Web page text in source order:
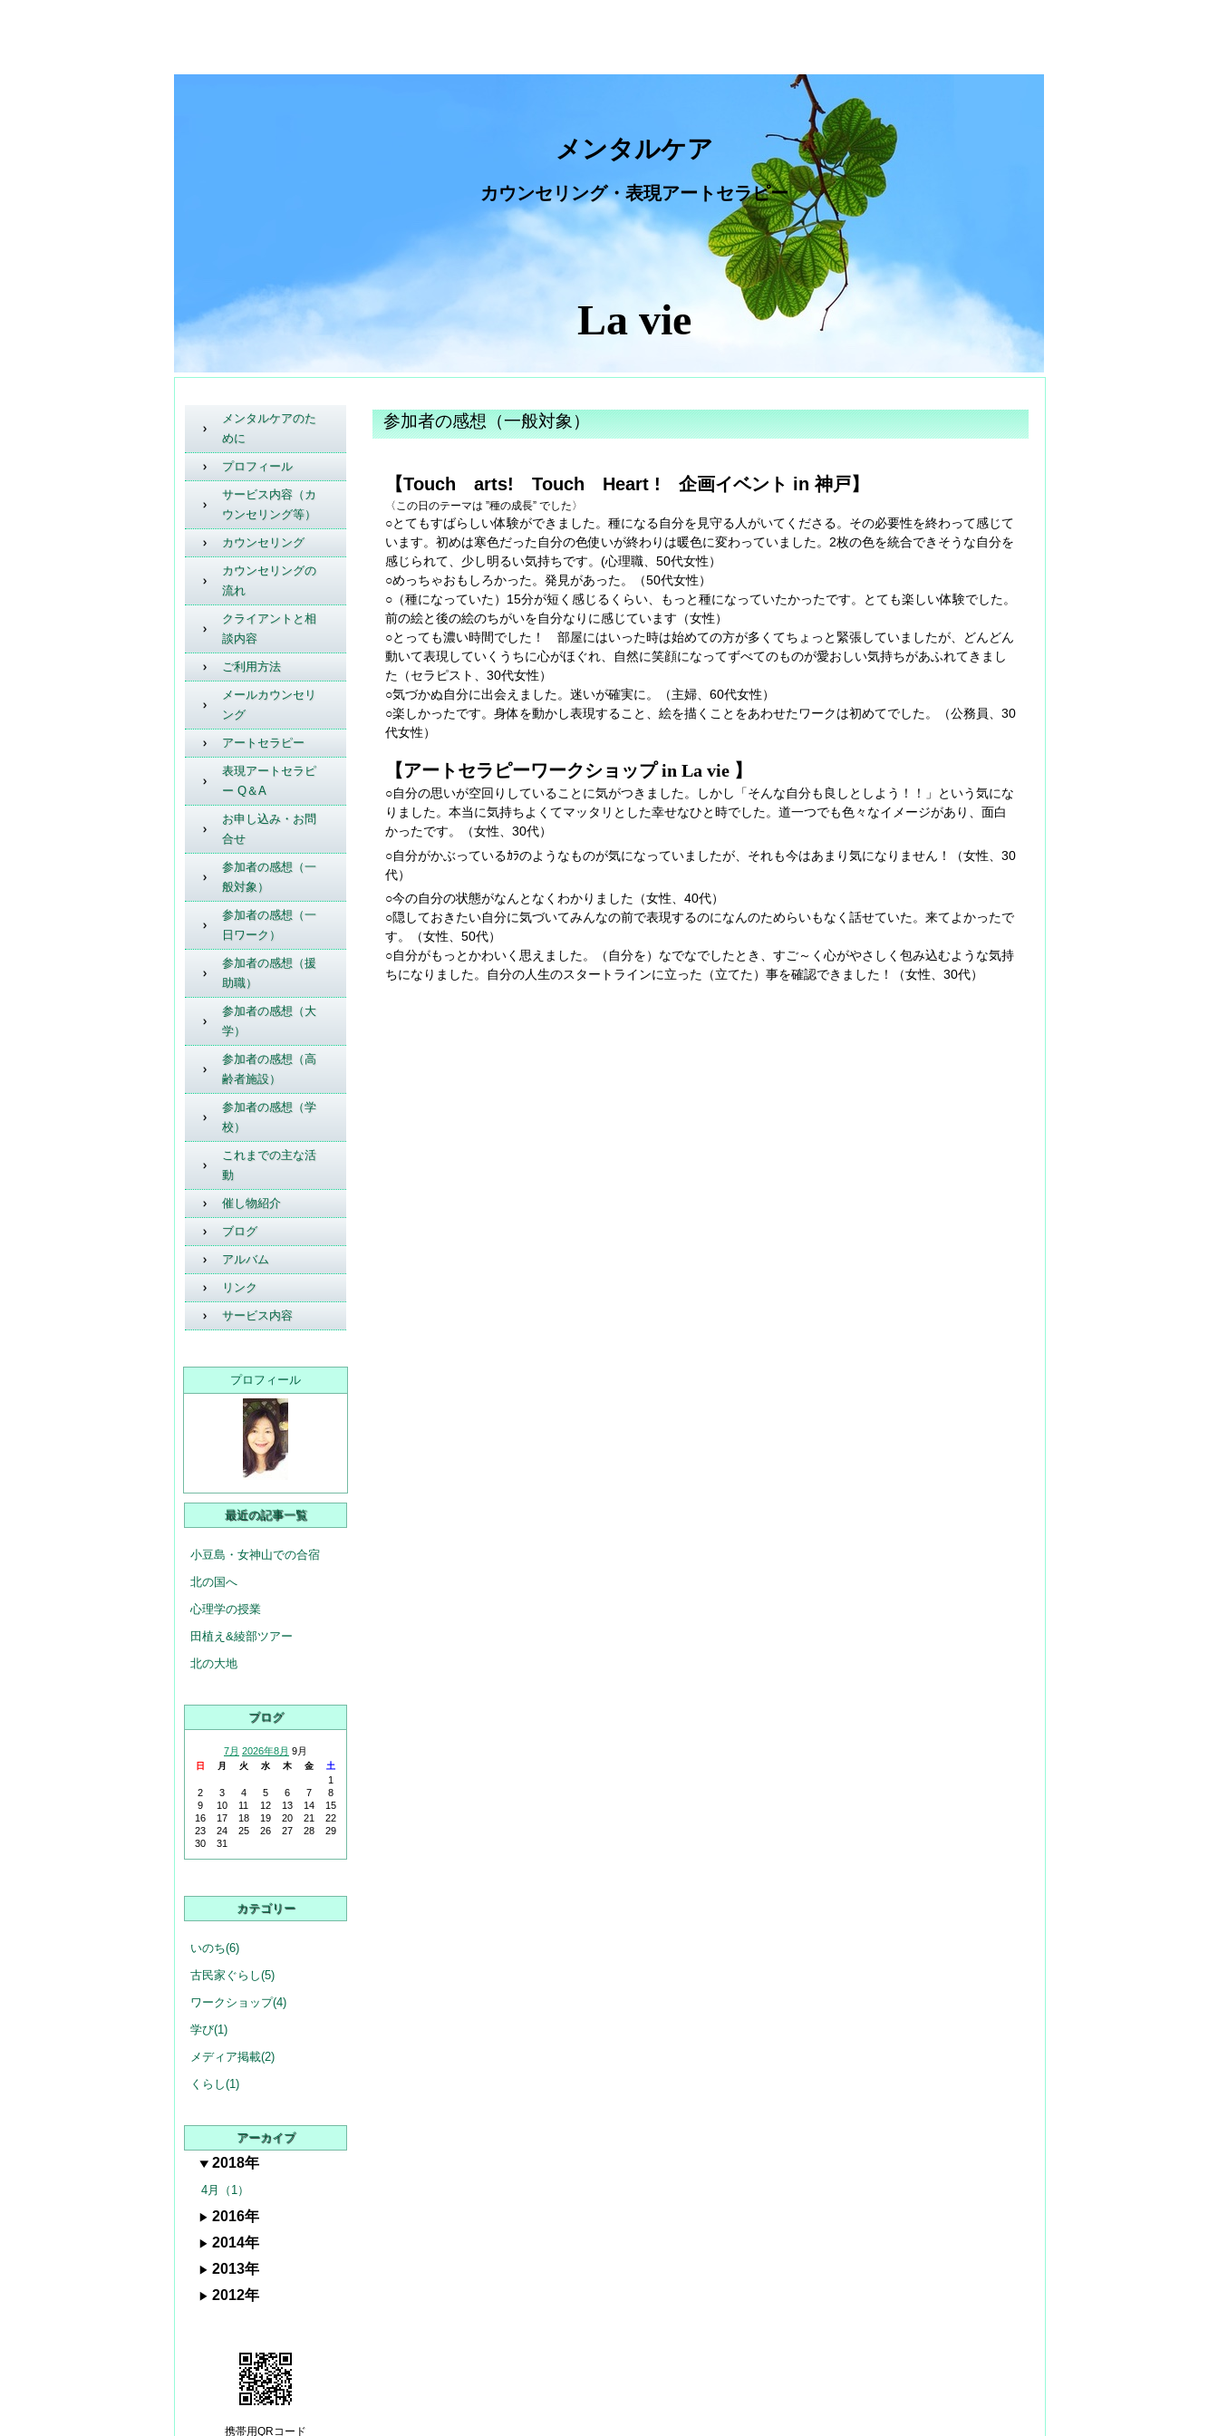
メンタルケア
カウンセリング・表現アートセラピー
La vie
参加者の感想（一般対象）
【Touch arts! Touch Heart ! 企画イベント in 神戸】
〈この日のテーマは ”種の成長” でした〉
○とてもすばらしい体験ができました。種になる自分を見守る人がいてくださる。その必要性を終わって感じて
います。初めは寒色だった自分の色使いが終わりは暖色に変わっていました。2枚の色を統合できそうな自分を
感じられて、少し明るい気持ちです。(心理職、50代女性）
○めっちゃおもしろかった。発見があった。（50代女性）
○（種になっていた）15分が短く感じるくらい、もっと種になっていたかったです。とても楽しい体験でした。
前の絵と後の絵のちがいを自分なりに感じています（女性）
○とっても濃い時間でした！ 部屋にはいった時は始めての方が多くてちょっと緊張していましたが、どんどん
動いて表現していくうちに心がほぐれ、自然に笑顔になってずべてのものが愛おしい気持ちがあふれてきまし
た（セラピスト、30代女性）
○気づかぬ自分に出会えました。迷いが確実に。（主婦、60代女性）
○楽しかったです。身体を動かし表現すること、絵を描くことをあわせたワークは初めてでした。（公務員、30
代女性）
【アートセラピーワークショップ in La vie 】
○自分の思いが空回りしていることに気がつきました。しかし「そんな自分も良しとしよう！！」という気にな
りました。本当に気持ちよくてマッタリとした幸せなひと時でした。道一つでも色々なイメージがあり、面白
かったです。（女性、30代）
○自分がかぶっているｶﾗのようなものが気になっていましたが、それも今はあまり気になりません！（女性、30
代）
○今の自分の状態がなんとなくわかりました（女性、40代）
○隠しておきたい自分に気づいてみんなの前で表現するのになんのためらいもなく話せていた。来てよかったで
す。（女性、50代）
○自分がもっとかわいく思えました。（自分を）なでなでしたとき、すご～く心がやさしく包み込むような気持
ちになりました。自分の人生のスタートラインに立った（立てた）事を確認できました！（女性、30代）
メンタルケアのた
めに
プロフィール
サービス内容（カ
ウンセリング等）
カウンセリング
カウンセリングの
流れ
クライアントと相
談内容
ご利用方法
メールカウンセリ
ング
アートセラピー
表現アートセラピ
ー Q＆A
お申し込み・お問
合せ
参加者の感想（一
般対象）
参加者の感想（一
日ワーク）
参加者の感想（援
助職）
参加者の感想（大
学）
参加者の感想（高
齢者施設）
参加者の感想（学
校）
これまでの主な活
動
催し物紹介
ブログ
アルバム
リンク
サービス内容
プロフィール
最近の記事一覧
小豆島・女神山での合宿
北の国へ
心理学の授業
田植え&綾部ツアー
北の大地
ブログ
7月 2026年8月 9月
日 月 火 水 木 金 土
1
2
3 4 5 6 7
8
9
10 11 12 13 14
15
16
17 18 19 20 21
22
23
24 25 26 27 28
29
30
31
カテゴリー
いのち(6)
古民家ぐらし(5)
ワークショップ(4)
学び(1)
メディア掲載(2)
くらし(1)
アーカイブ
2018年
4月（1）
2016年
2014年
2013年
2012年
携帯用QRコード